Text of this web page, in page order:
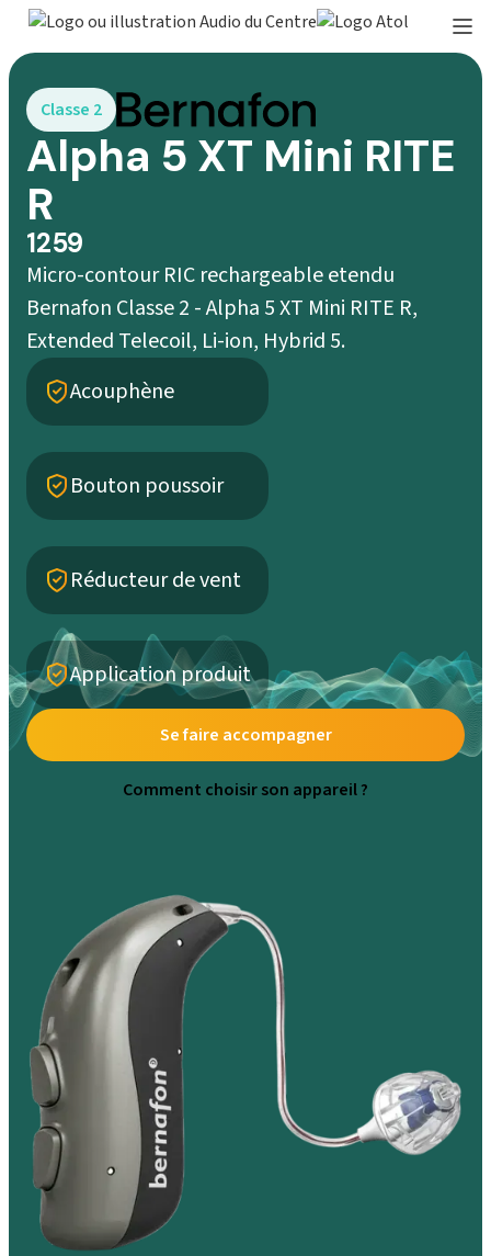
Classe 2
Alpha 5 XT Mini RITE
R
1259
Micro-contour RIC rechargeable etendu
Bernafon Classe 2 - Alpha 5 XT Mini RITE R,
Extended Telecoil, Li-ion, Hybrid 5.
Acouphène
Bouton poussoir
Réducteur de vent
Application produit
Se faire accompagner
Comment choisir son appareil ?